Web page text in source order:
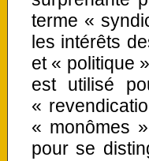
terme «
les intérêts
et « politique
est utilisé
«
« monômes
pour se